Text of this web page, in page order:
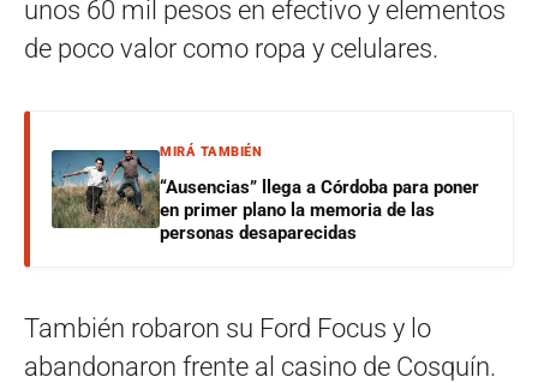
unos 60 mil pesos en efectivo y elementos
de poco valor como ropa y celulares.
MIRÁ TAMBIÉN
“Ausencias” llega a Córdoba para poner
en primer plano la memoria de las
personas desaparecidas
También robaron su Ford Focus y lo
abandonaron frente al casino de Cosquín.